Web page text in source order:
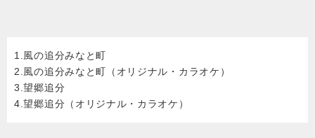
1.風の追分みなと町
2.風の追分みなと町（オリジナル・カラオケ）
3.望郷追分
4.望郷追分（オリジナル・カラオケ）